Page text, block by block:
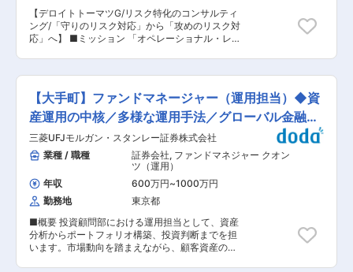
【デロイトトーマツG/リスク特化のコンサルティ
ング/「守りのリスク対応」から「攻めのリスク対
応」へ】 ■ミッション 「オペレーショナル・レ
に、テクノロジー＆データを活用した変革のため
の構想策定からシステム導入までのコンサルティ
ングを担当 ■従事すべき業務の変更の範囲 会社
の指示する業務 ■事業例 政府系金融機関に向け
て、システムリスク管理態勢の高度化のために以
下のような取り組みを行いました。
https://www2.deloitte.com/jp/ja/careers/dtra/itg/03/case4.html
（以下、他事例） ・銀行/証券会社におけるバー
ゼル規制導入に伴う市場/信用/オペリスクシステ
ム高度化支援 ・オンライントレードシステム構築
支援 ・統合リスク管理システム高度化支援 ・保
険会社におけるソルベンシーII (SolvencyII) を始
めとした各種規制対応システム導入支援 ・ブロッ
クチェーンを始めとしたフィンテック (FinTech)
を活用したシステム導入支援 ・不動産、商社など
における価格変動リスク管理システム高度化支
【大手町】ファンドマネージャー（運用担当）◆資
産運用の中核／多様な運用手法／グローバル金融グ
ループ
三菱UFJモルガン・スタンレー証券株式会社
業種 / 職種
証券会社, ファンドマネジャー クオン
ツ（運用）
年収
600万円~1000万円
勤務地
東京都
■概要 投資顧問部における運用担当として、資産
分析からポートフォリオ構築、投資判断までを担
います。市場動向を踏まえながら、顧客資産の運